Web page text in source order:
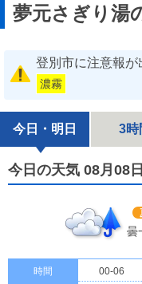
夢元さぎり湯
登別市に注意報が
濃霧
今日・明日 3時
今日の天気 08月08日
曇
時間 00-06